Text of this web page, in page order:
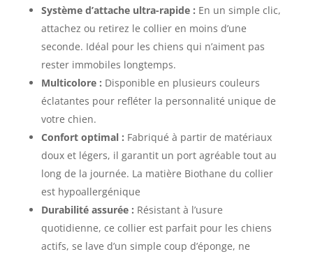
Système d’attache ultra-rapide : En un simple clic,
attachez ou retirez le collier en moins d’une
seconde. Idéal pour les chiens qui n’aiment pas
rester immobiles longtemps.
Multicolore : Disponible en plusieurs couleurs
éclatantes pour refléter la personnalité unique de
votre chien.
Confort optimal : Fabriqué à partir de matériaux
doux et légers, il garantit un port agréable tout au
long de la journée. La matière Biothane du collier
est hypoallergénique
Durabilité assurée : Résistant à l’usure
quotidienne, ce collier est parfait pour les chiens
actifs, se lave d’un simple coup d’éponge, ne